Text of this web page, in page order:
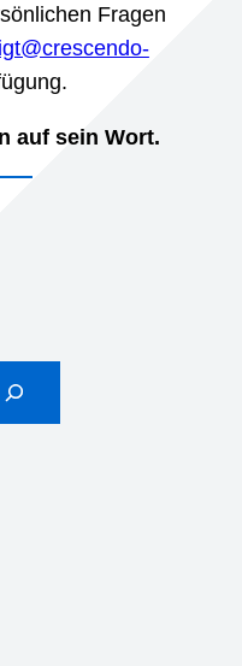
Fragen
auf sein Wort.